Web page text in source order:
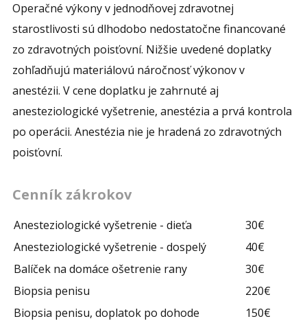
Operačné výkony v jednodňovej zdravotnej
starostlivosti sú dlhodobo nedostatočne financované
zo zdravotných poisťovní. Nižšie uvedené doplatky
zohľadňujú materiálovú náročnosť výkonov v
anestézii. V cene doplatku je zahrnuté aj
anesteziologické vyšetrenie, anestézia a prvá kontrola
po operácii. Anestézia nie je hradená zo zdravotných
poisťovní.
Cenník zákrokov
Anesteziologické vyšetrenie - dieťa
30€
Anesteziologické vyšetrenie - dospelý
40€
Balíček na domáce ošetrenie rany
30€
Biopsia penisu
220€
Biopsia penisu, doplatok po dohode
150€